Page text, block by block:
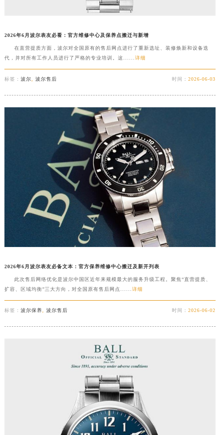
2026年6月波尔表友必看：官方维修中心及保养点搬迁与新增
在直营提质方面，波尔对全国原有的售后网点进行了重新选址、装修焕新和设备迭
代，并对所有工作人员进行了严格的专业培训。这...... 详细
标签： 波尔 波尔售后 时间：2026-06-03
2026年6月波尔表友必备文本：官方保养维修中心搬迁及新开列表
此次售后网络优化是波尔中国区近年来规模最大的服务升级工程。聚焦“直营提质、
扩容、区域均衡”三大方向，对全国原有售后网点......详细
标签： 波尔保养, 波尔售后 时间：2026-06-02